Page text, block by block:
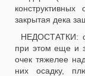
конструктивных
закрытая дека
НЕДОСТАТКИ:
при этом еще и
очек тяжелее
них осадку,